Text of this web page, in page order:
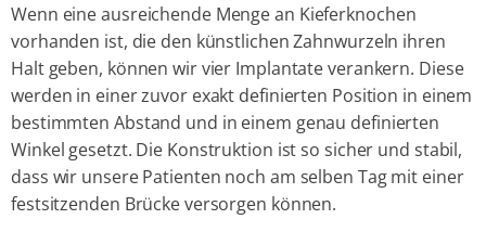
Wenn eine ausreichende Menge an Kieferknochen
vorhanden ist, die den künstlichen Zahnwurzeln ihren
Halt geben, können wir vier Implantate verankern. Diese
werden in einer zuvor exakt definierten Position in einem
bestimmten Abstand und in einem genau definierten
Winkel gesetzt. Die Konstruktion ist so sicher und stabil,
dass wir unsere Patienten noch am selben Tag mit einer
festsitzenden Brücke versorgen können.